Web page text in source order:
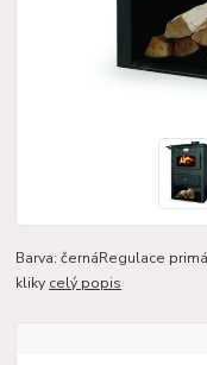
Barva: černáRegulace
kliky celý popis